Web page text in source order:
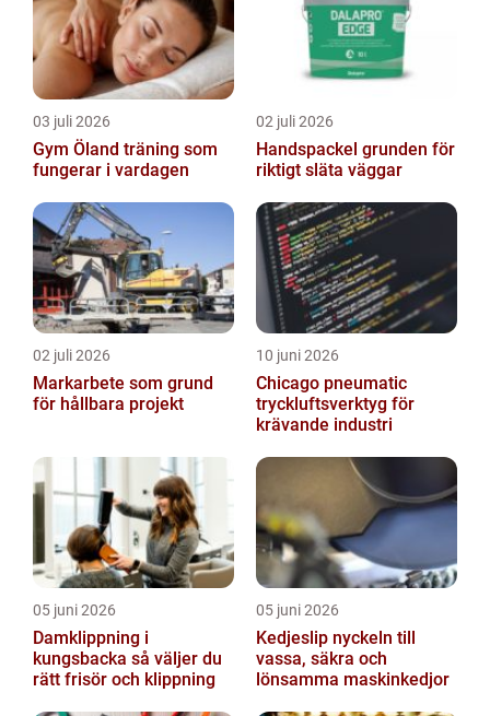
03 juli 2026
Gym Öland träning som
fungerar i vardagen
02 juli 2026
Handspackel grunden för
riktigt släta väggar
02 juli 2026
Markarbete som grund
för hållbara projekt
10 juni 2026
Chicago pneumatic
tryckluftsverktyg för
krävande industri
05 juni 2026
Damklippning i
kungsbacka så väljer du
rätt frisör och klippning
05 juni 2026
Kedjeslip nyckeln till
vassa, säkra och
lönsamma maskinkedjor